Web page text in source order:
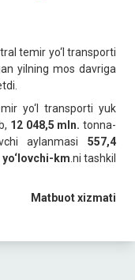
temir yo‘l transporti
yilning mos davriga
yo‘l transporti yuk
12 048,5 mln. tonna-
aylanmasi 557,4
yo‘lovchi-km .ni tashkil
Matbuotxizmati